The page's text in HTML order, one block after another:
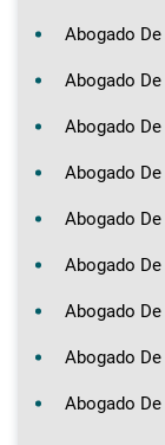
Abogado
Abogado
Abogado
Abogado
Abogado
Abogado
Abogado
Abogado
Abogado